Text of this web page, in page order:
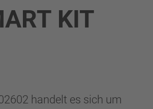
KIT
handelt es sich um